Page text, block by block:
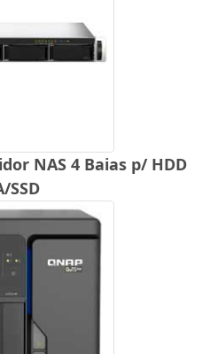
NAS 4 Baias p/ HDD
SSD